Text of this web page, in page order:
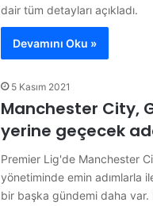
dair tüm detayları açıkladı.
Devamını Oku »
5 Kasım 2021
Manchester City,
yerine geçecek
Premier Lig'de Manchester
yönetiminde emin adımlarla
bir başka gündemi daha var.